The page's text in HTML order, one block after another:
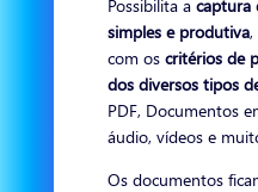
Possibilita a captura
simples e produtiva,
com os critérios de
dos diversos tipos
PDF, Documentos
áudio, vídeos e
Os documentos